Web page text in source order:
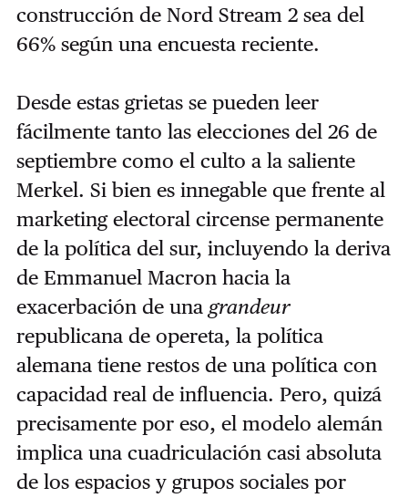
construcción de Nord Stream 2 sea del
66% según una encuesta reciente.
Desde estas grietas se pueden leer
fácilmente tanto las elecciones del 26 de
septiembre como el culto a la saliente
Merkel. Si bien es innegable que frente al
marketing electoral circense permanente
de la política del sur, incluyendo la deriva
de Emmanuel Macron hacia la
exacerbación de una grandeur
republicana de opereta, la política
alemana tiene restos de una política con
capacidad real de influencia. Pero, quizá
precisamente por eso, el modelo alemán
implica una cuadriculación casi absoluta
de los espacios y grupos sociales por